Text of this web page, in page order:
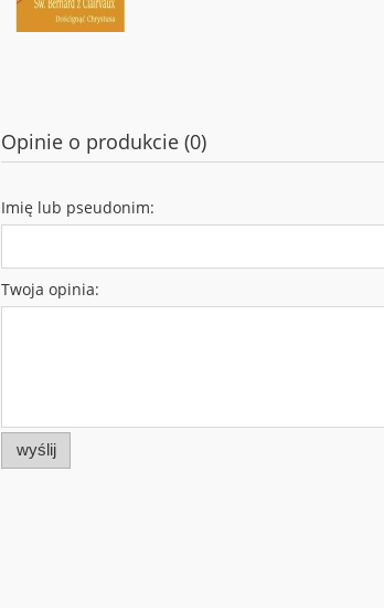
Opinie o produkcie (0)
Imię lub pseudonim:
Twoja opinia:
wyślij